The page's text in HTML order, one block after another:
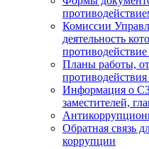
Комиссии
деятельность
Планы работы,
Информация о
заместителей,
Обратная связь
коррупции